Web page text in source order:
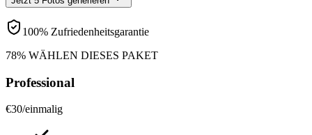
100% Zufriedenheitsgarantie
78% WÄHLEN DIESES PAKET
Professional
€30/einmalig